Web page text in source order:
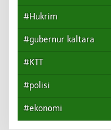
#Hukrim
#gubernur kaltara
#KTT
#polisi
#ekonomi